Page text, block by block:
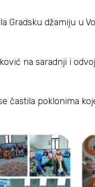
Gradsku džamiju u
na saradnji i
častila poklonima